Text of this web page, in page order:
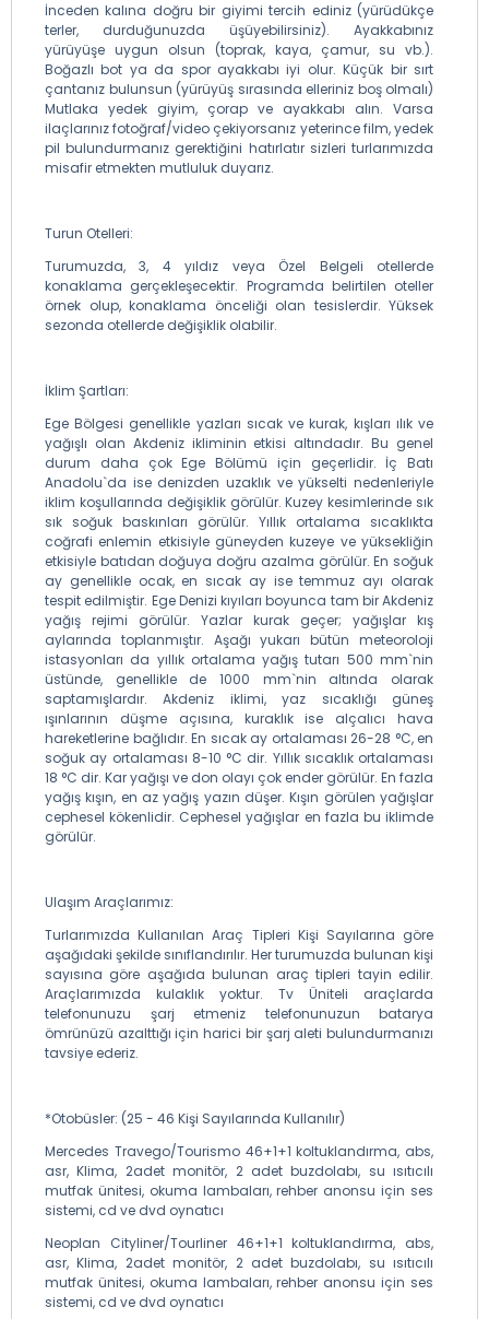
İnceden kalına doğru bir giyimi tercih ediniz (yürüdükçe
terler, durduğunuzda üşüyebilirsiniz). Ayakkabınız
yürüyüşe uygun olsun (toprak, kaya, çamur, su vb.).
Boğazlı bot ya da spor ayakkabı iyi olur. Küçük bir sırt
çantanız bulunsun (yürüyüş sırasında elleriniz boş olmalı)
Mutlaka yedek giyim, çorap ve ayakkabı alın. Varsa
ilaçlarınız fotoğraf/video çekiyorsanız yeterince film, yedek
pil bulundurmanız gerektiğini hatırlatır sizleri turlarımızda
misafir etmekten mutluluk duyarız.
Turun Otelleri:
Turumuzda, 3, 4 yıldız veya Özel Belgeli otellerde
konaklama gerçekleşecektir. Programda belirtilen oteller
örnek olup, konaklama önceliği olan tesislerdir. Yüksek
sezonda otellerde değişiklik olabilir.
İklim Şartları:
Ege Bölgesi genellikle yazları sıcak ve kurak, kışları ılık ve
yağışlı olan Akdeniz ikliminin etkisi altındadır. Bu genel
durum daha çok Ege Bölümü için geçerlidir. İç Batı
Anadolu`da ise denizden uzaklık ve yükselti nedenleriyle
iklim koşullarında değişiklik görülür. Kuzey kesimlerinde sık
sık soğuk baskınları görülür. Yıllık ortalama sıcaklıkta
coğrafi enlemin etkisiyle güneyden kuzeye ve yüksekliğin
etkisiyle batıdan doğuya doğru azalma görülür. En soğuk
ay genellikle ocak, en sıcak ay ise temmuz ayı olarak
tespit edilmiştir. Ege Denizi kıyıları boyunca tam bir Akdeniz
yağış rejimi görülür. Yazlar kurak geçer; yağışlar kış
aylarında toplanmıştır. Aşağı yukarı bütün meteoroloji
istasyonları da yıllık ortalama yağış tutarı 500 mm`nin
üstünde, genellikle de 1000 mm`nin altında olarak
saptamışlardır. Akdeniz iklimi, yaz sıcaklığı güneş
ışınlarının düşme açısına, kuraklık ise alçalıcı hava
hareketlerine bağlıdır. En sıcak ay ortalaması 26-28 °C, en
soğuk ay ortalaması 8-10 °C dir. Yıllık sıcaklık ortalaması
18 °C dir. Kar yağışı ve don olayı çok ender görülür. En fazla
yağış kışın, en az yağış yazın düşer. Kışın görülen yağışlar
cephesel kökenlidir. Cephesel yağışlar en fazla bu iklimde
görülür.
Ulaşım Araçlarımız:
Turlarımızda Kullanılan Araç Tipleri Kişi Sayılarına göre
aşağıdaki şekilde sınıflandırılır. Her turumuzda bulunan kişi
sayısına göre aşağıda bulunan araç tipleri tayin edilir.
Araçlarımızda kulaklık yoktur. Tv Üniteli araçlarda
telefonunuzu şarj etmeniz telefonunuzun batarya
ömrünüzü azalttığı için harici bir şarj aleti bulundurmanızı
tavsiye ederiz.
*Otobüsler: (25 - 46 Kişi Sayılarında Kullanılır)
Mercedes Travego/Tourismo 46+1+1 koltuklandırma, abs,
asr, Klima, 2adet monitör, 2 adet buzdolabı, su ısıtıcılı
mutfak ünitesi, okuma lambaları, rehber anonsu için ses
sistemi, cd ve dvd oynatıcı
Neoplan Cityliner/Tourliner 46+1+1 koltuklandırma, abs,
asr, Klima, 2adet monitör, 2 adet buzdolabı, su ısıtıcılı
mutfak ünitesi, okuma lambaları, rehber anonsu için ses
sistemi, cd ve dvd oynatıcı